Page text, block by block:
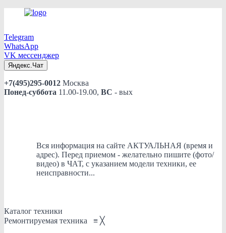
Telegram
WhatsApp
VK мессенджер
Яндекс.Чат
+7(495)295-0012 Москва
Понед-суббота 11.00-19.00, ВС - вых
Вся информация на сайте АКТУАЛЬНАЯ (время и
адрес). Перед приемом - желательно пишите (фото/
видео) в ЧАТ, с указанием модели техники, ее
неисправности...
Каталог техники
Ремонтируемая техника ≡ ╳